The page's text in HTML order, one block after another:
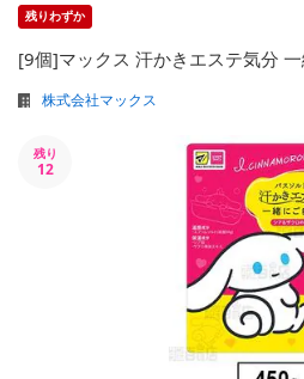
残りわずか
[9個]マックス 汗かきエステ気分
株式会社マックス
残り
12